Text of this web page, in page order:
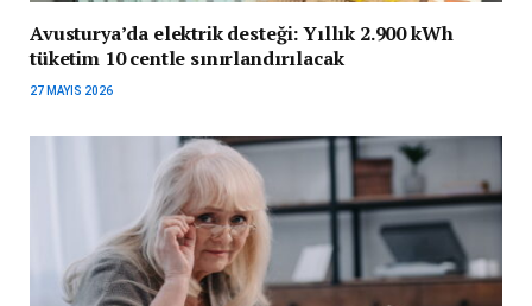
Avusturya’da elektrik desteği: Yıllık 2.900 kWh
tüketim 10 centle sınırlandırılacak
27 MAYIS 2026